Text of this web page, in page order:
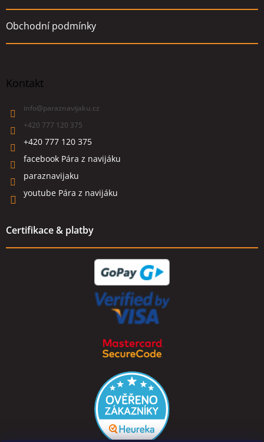
Obchodní podmínky
Kontakt
info@paraznavijaku.cz
+420 777 120 375
+420 777 120 375
facebook Pára z navijáku
paraznavijaku
youtube Pára z navijáku
Certifikace & platby